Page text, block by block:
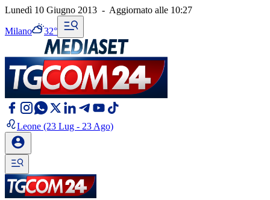
Lunedì 10 Giugno 2013 - Aggiornato alle 10:27
Milano 32°
Leone (23 Lug - 23 Ago)